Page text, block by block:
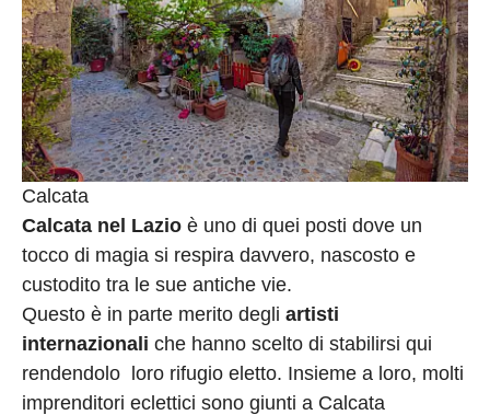
Calcata
Calcata nel Lazio è uno di quei posti dove un
tocco di magia si respira davvero, nascosto e
custodito tra le sue antiche vie.
Questo è in parte merito degli artisti
internazionali che hanno scelto di stabilirsi qui
rendendolo loro rifugio eletto. Insieme a loro, molti
imprenditori eclettici sono giunti a Calcata